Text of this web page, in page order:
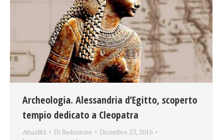
Archeologia. Alessandria d’Egitto, scoperto
tempio dedicato a Cleopatra
Attualità Di Redazione
Dicembre 23, 2016